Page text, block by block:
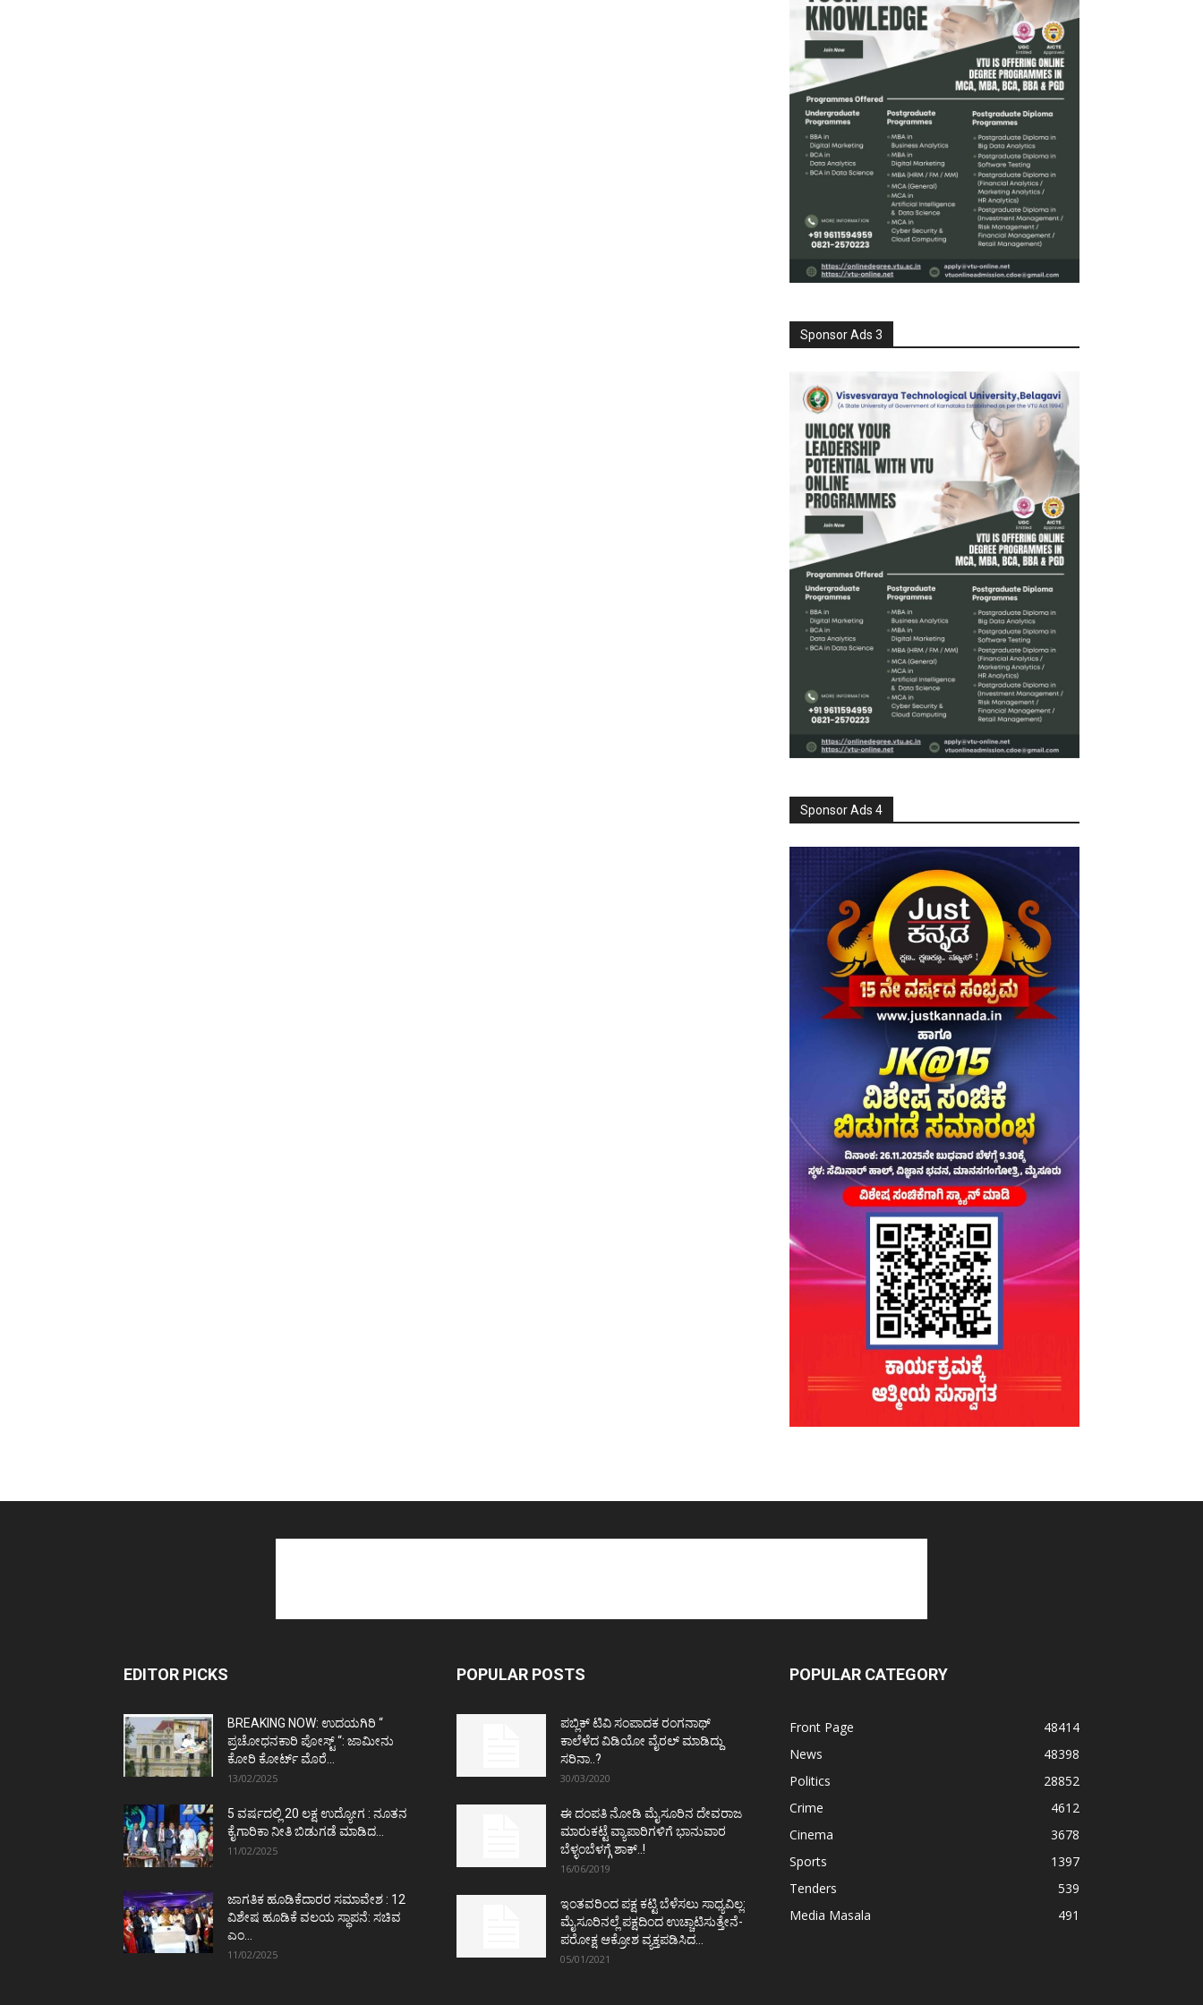
Sponsor Ads 3
Sponsor Ads 4
EDITOR PICKS
BREAKING NOW: ಉದಯಗಿರಿ “
ಪ್ರಚೋಧನಕಾರಿ ಪೋಸ್ಟ್‌ “: ಜಾಮೀನು
ಕೋರಿ ಕೋರ್ಟ್‌ ಮೊರೆ...
13/02/2025
5 ವರ್ಷದಲ್ಲಿ 20 ಲಕ್ಷ ಉದ್ಯೋಗ : ನೂತನ
ಕೈಗಾರಿಕಾ ನೀತಿ ಬಿಡುಗಡೆ ಮಾಡಿದ...
11/02/2025
ಜಾಗತಿಕ ಹೂಡಿಕೆದಾರರ ಸಮಾವೇಶ : 12
ವಿಶೇಷ ಹೂಡಿಕೆ ವಲಯ ಸ್ಥಾಪನೆ: ಸಚಿವ
ಎಂ...
11/02/2025
POPULAR POSTS
ಪಬ್ಲಿಕ್ ಟಿವಿ ಸಂಪಾದಕ ರಂಗನಾಥ್
ಕಾಲೆಳೆದ ವಿಡಿಯೋ ವೈರಲ್ ಮಾಡಿದ್ದು
ಸರಿನಾ..?
30/03/2020
ಈ ದಂಪತಿ ನೋಡಿ ಮೈಸೂರಿನ ದೇವರಾಜ
ಮಾರುಕಟ್ಟೆ ವ್ಯಾಪಾರಿಗಳಿಗೆ ಭಾನುವಾರ
ಬೆಳ್ಳಂಬೆಳಗ್ಗೆ ಶಾಕ್..!
16/06/2019
ಇಂತವರಿಂದ ಪಕ್ಷ ಕಟ್ಟಿ ಬೆಳೆಸಲು ಸಾಧ್ಯವಿಲ್ಲ:
ಮೈಸೂರಿನಲ್ಲೆ ಪಕ್ಷದಿಂದ ಉಚ್ಚಾಟಿಸುತ್ತೇನೆ-
ಪರೋಕ್ಷ ಆಕ್ರೋಶ ವ್ಯಕ್ತಪಡಿಸಿದ...
05/01/2021
POPULAR CATEGORY
Front Page
48414
News
48398
Politics
28852
Crime
4612
Cinema
3678
Sports
1397
Tenders
539
Media Masala
491